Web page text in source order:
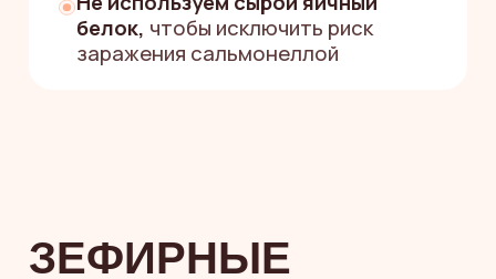
Я согласен(а) на обработку
персональных данных
НУЖНА ПОМОЩЬ
С ВЫБОРОМ